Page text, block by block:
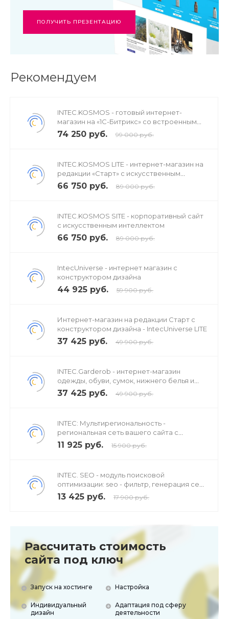
ПОЛУЧИТЬ ПРЕЗЕНТАЦИЮ
Рекомендуем
INTEC.KOSMOS - готовый интернет-
магазин на «1С-Битрикс» со встроенным
искусственным интеллектом
74 250 руб. 99 000 руб.
INTEC.KOSMOS LITE - интернет-магазин на
редакции «Старт» с искусственным
интеллектом
66 750 руб. 89 000 руб.
INTEC.KOSMOS SITE - корпоративный сайт
с искусственным интеллектом
66 750 руб. 89 000 руб.
IntecUniverse - интернет магазин с
конструктором дизайна
44 925 руб. 59 900 руб.
Интернет-магазин на редакции Старт с
конструктором дизайна - IntecUniverse LITE
37 425 руб. 49 900 руб.
INTEC.Garderob - интернет-магазин
одежды, обуви, сумок, нижнего белья и
аксессуаров
37 425 руб. 49 900 руб.
INTEC: Мультирегиональность -
региональная сеть вашего сайта с
продвижением в поисковиках
11 925 руб. 15 900 руб.
INTEC. SEO - модуль поисковой
оптимизации: seo - фильтр, генерация сео
- текстов, H1, мета-тегов
13 425 руб. 17 900 руб.
Рассчитать стоимость
сайта под ключ
Запуск на хостинге
Индивидуальный
дизайн
Настройка
Адаптация под сферу
деятельности